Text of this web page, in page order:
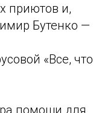
приютов и,
Бутенко —
«Все, что